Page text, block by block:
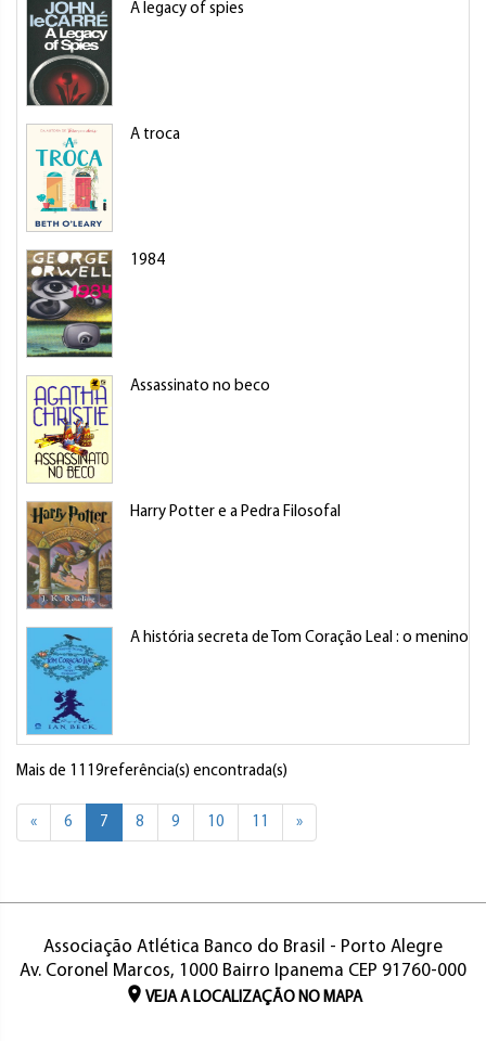
A legacy of spies
A troca
1984
Assassinato no beco
Harry Potter e a Pedra Filosofal
A história secreta de Tom Coração Leal : o menino
Mais de 1119referência(s) encontrada(s)
« 6 7 8 9 10 11 »
Associação Atlética Banco do Brasil - Porto Alegre
Av. Coronel Marcos, 1000 Bairro Ipanema CEP 91760-000
VEJA A LOCALIZAÇÃO NO MAPA